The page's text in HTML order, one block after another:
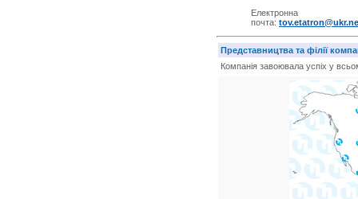
Електронна
почта:
Представництва та філії
Компанія завоювала успіх у